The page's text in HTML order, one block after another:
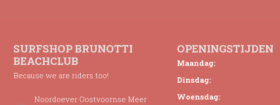
SURFSHOP BRUNOTTI
BEACHCLUB
Because we are riders too!
Noordoever Oostvoornse Meer
OPENINGSTIJDEN
Maandag:
Dinsdag:
Woensdag: